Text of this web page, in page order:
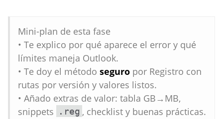
Mini-plan de esta fase
• Te explico por qué aparece el error y qué
límites maneja Outlook.
• Te doy el método seguro por Registro con
rutas por versión y valores listos.
• Añado extras de valor: tabla GB→MB,
snippets
.reg , checklist y buenas prácticas.